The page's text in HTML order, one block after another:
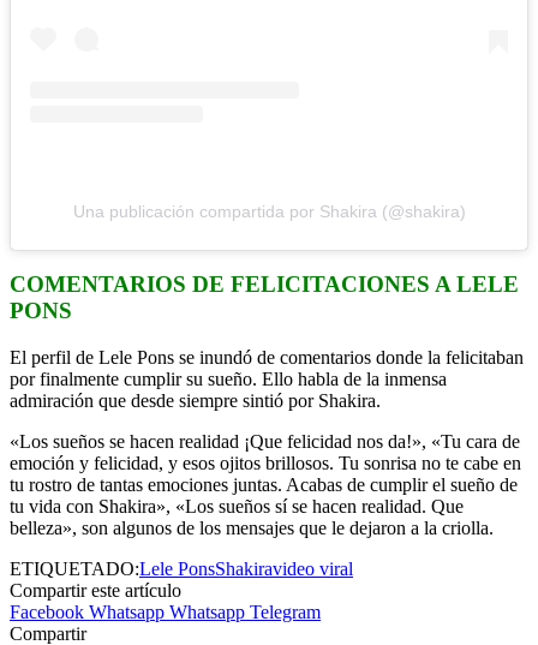
Una publicación compartida por Shakira (@shakira)
COMENTARIOS DE FELICITACIONES A LELE
PONS
El perfil de Lele Pons se inundó de comentarios donde la felicitaban
por finalmente cumplir su sueño. Ello habla de la inmensa
admiración que desde siempre sintió por Shakira.
«Los sueños se hacen realidad ¡Que felicidad nos da!», «Tu cara de
emoción y felicidad, y esos ojitos brillosos. Tu sonrisa no te cabe en
tu rostro de tantas emociones juntas. Acabas de cumplir el sueño de
tu vida con Shakira», «Los sueños sí se hacen realidad. Que
belleza», son algunos de los mensajes que le dejaron a la criolla.
ETIQUETADO:Lele PonsShakiravideo viral
Compartir este artículo
Facebook Whatsapp Whatsapp Telegram
Compartir